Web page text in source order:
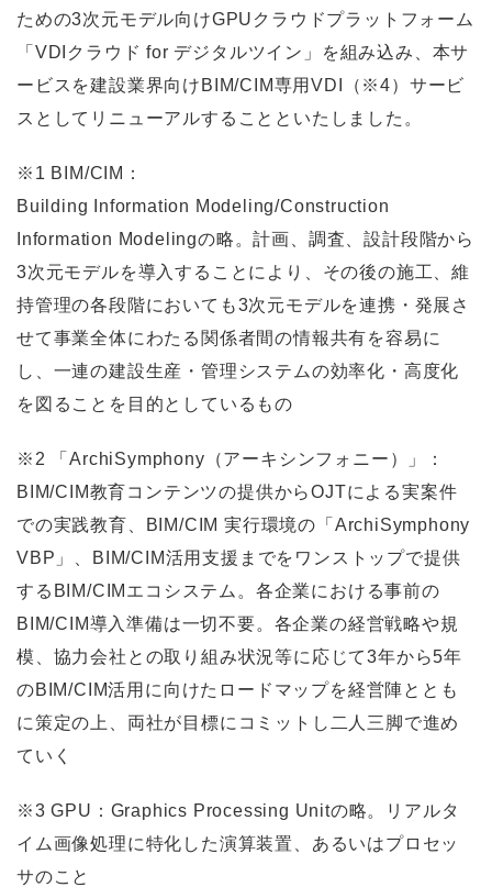
ための3次元モデル向けGPUクラウドプラットフォーム
「VDIクラウド for デジタルツイン」を組み込み、本サ
ービスを建設業界向けBIM/CIM専用VDI（※4）サービ
スとしてリニューアルすることといたしました。
※1 BIM/CIM：
Building Information Modeling/Construction
Information Modelingの略。計画、調査、設計段階から
3次元モデルを導入することにより、その後の施工、維
持管理の各段階においても3次元モデルを連携・発展さ
せて事業全体にわたる関係者間の情報共有を容易に
し、一連の建設生産・管理システムの効率化・高度化
を図ることを目的としているもの
※2 「ArchiSymphony（アーキシンフォニー）」：
BIM/CIM教育コンテンツの提供からOJTによる実案件
での実践教育、BIM/CIM 実行環境の「ArchiSymphony
VBP」、BIM/CIM活用支援までをワンストップで提供
するBIM/CIMエコシステム。各企業における事前の
BIM/CIM導入準備は一切不要。各企業の経営戦略や規
模、協力会社との取り組み状況等に応じて3年から5年
のBIM/CIM活用に向けたロードマップを経営陣ととも
に策定の上、両社が目標にコミットし二人三脚で進め
ていく
※3 GPU：Graphics Processing Unitの略。リアルタ
イム画像処理に特化した演算装置、あるいはプロセッ
サのこと